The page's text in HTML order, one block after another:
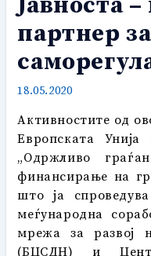
партнер
18.05.2020
Активностите од
Европската
„Одржливо
финансирање на
што ја
меѓународна
мрежа за развој
(БЦСДН) и